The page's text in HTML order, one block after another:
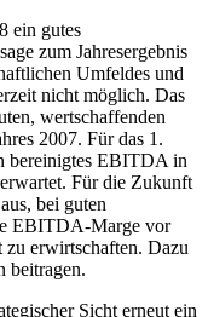
ein gutes
zum Jahresergebnis
Umfeldes und
nicht möglich. Das
wertschaffenden
2007. Für das 1.
bereinigtes EBITDA in
Für die Zukunft
bei guten
EBITDA-Marge vor
zu erwirtschaften. Dazu
beitragen.
Sicht erneut ein